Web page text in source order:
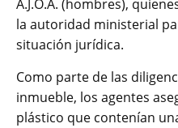
A.J.O.A. (hombres),
la autoridad ministerial
situación jurídica.
Como parte de las
inmueble, los agentes
plástico que contenían